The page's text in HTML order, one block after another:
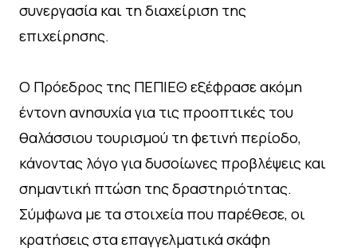
συνεργασία και τη διαχείριση της
επιχείρησης.
Ο Πρόεδρος της ΠΕΠΙΕΘ εξέφρασε ακόμη
έντονη ανησυχία για τις προοπτικές του
θαλάσσιου τουρισμού τη φετινή περίοδο,
κάνοντας λόγο για δυσοίωνες προβλέψεις και
σημαντική πτώση της δραστηριότητας.
Σύμφωνα με τα στοιχεία που παρέθεσε, οι
κρατήσεις στα επαγγελματικά σκάφη